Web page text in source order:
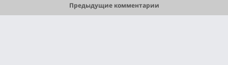
Предыдущие комментарии